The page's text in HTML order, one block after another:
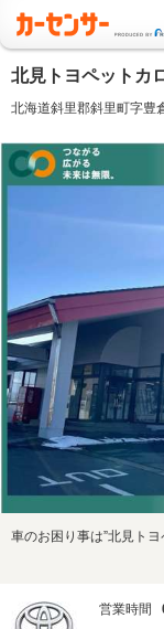
北見トヨペット
北海道斜里郡斜里町字豊
車のお困り事は”北見ト
営業時間